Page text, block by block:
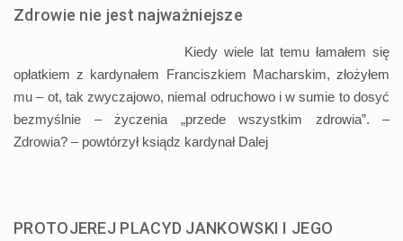
Zdrowie nie jest najważniejsze
Kiedy wiele lat temu łamałem się
opłatkiem z kardynałem Franciszkiem Macharskim, złożyłem
mu – ot, tak zwyczajowo, niemal odruchowo i w sumie to dosyć
bezmyślnie – życzenia „przede wszystkim zdrowia”. –
Zdrowia? – powtórzył ksiądz kardynał Dalej
PROTOJEREJ PLACYD JANKOWSKI I JEGO